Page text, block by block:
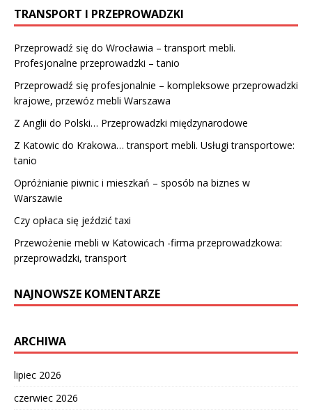
TRANSPORT I PRZEPROWADZKI
Przeprowadź się do Wrocławia – transport mebli.
Profesjonalne przeprowadzki – tanio
Przeprowadź się profesjonalnie – kompleksowe przeprowadzki
krajowe, przewóz mebli Warszawa
Z Anglii do Polski… Przeprowadzki międzynarodowe
Z Katowic do Krakowa… transport mebli. Usługi transportowe:
tanio
Opróżnianie piwnic i mieszkań – sposób na biznes w
Warszawie
Czy opłaca się jeździć taxi
Przewożenie mebli w Katowicach -firma przeprowadzkowa:
przeprowadzki, transport
NAJNOWSZE KOMENTARZE
ARCHIWA
lipiec 2026
czerwiec 2026